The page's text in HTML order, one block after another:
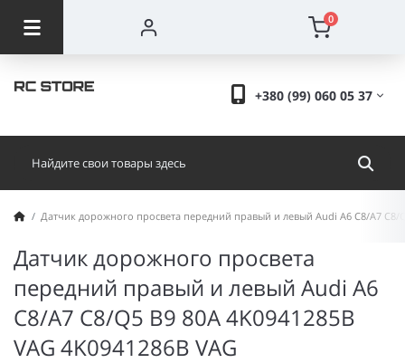
0
+380 (99) 060 05 37
Датчик дорожного просвета передний правый и левый Audi A6 C8/A7 C8/
Датчик дорожного просвета
передний правый и левый Audi A6
C8/A7 C8/Q5 B9 80A 4K0941285B
VAG 4K0941286B VAG